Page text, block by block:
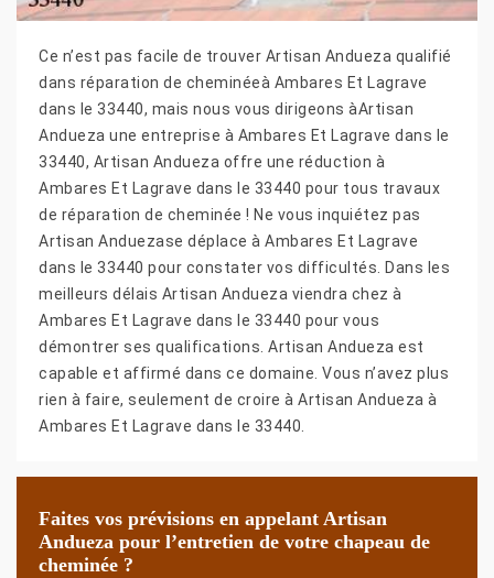
Ce n’est pas facile de trouver Artisan Andueza qualifié
dans réparation de cheminéeà Ambares Et Lagrave
dans le 33440, mais nous vous dirigeons àArtisan
Andueza une entreprise à Ambares Et Lagrave dans le
33440, Artisan Andueza offre une réduction à
Ambares Et Lagrave dans le 33440 pour tous travaux
de réparation de cheminée ! Ne vous inquiétez pas
Artisan Anduezase déplace à Ambares Et Lagrave
dans le 33440 pour constater vos difficultés. Dans les
meilleurs délais Artisan Andueza viendra chez à
Ambares Et Lagrave dans le 33440 pour vous
démontrer ses qualifications. Artisan Andueza est
capable et affirmé dans ce domaine. Vous n’avez plus
rien à faire, seulement de croire à Artisan Andueza à
Ambares Et Lagrave dans le 33440.
Faites vos prévisions en appelant Artisan
Andueza pour l’entretien de votre chapeau de
cheminée ?